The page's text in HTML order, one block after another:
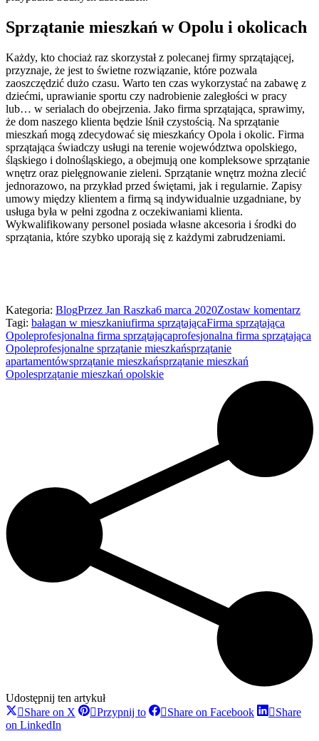
Sprzątanie mieszkań w Opolu i okolicach
Każdy, kto chociaż raz skorzystał z polecanej firmy sprzątającej,
przyznaje, że jest to świetne rozwiązanie, które pozwala
zaoszczędzić dużo czasu. Warto ten czas wykorzystać na zabawę z
dziećmi, uprawianie sportu czy nadrobienie zaległości w pracy
lub… w serialach do obejrzenia. Jako firma sprzątająca, sprawimy,
że dom naszego klienta będzie lśnił czystością. Na sprzątanie
mieszkań mogą zdecydować się mieszkańcy Opola i okolic. Firma
sprzątająca świadczy usługi na terenie województwa opolskiego,
śląskiego i dolnośląskiego, a obejmują one kompleksowe sprzątanie
wnętrz oraz pielęgnowanie zieleni. Sprzątanie wnętrz można zlecić
jednorazowo, na przykład przed świętami, jak i regularnie. Zapisy
umowy między klientem a firmą są indywidualnie uzgadniane, by
usługa była w pełni zgodna z oczekiwaniami klienta.
Wykwalifikowany personel posiada własne akcesoria i środki do
sprzątania, które szybko uporają się z każdymi zabrudzeniami.
Kategoria: BlogPrzez Jan Raszka6 marca 2020Zostaw komentarz
Tagi: bałagan w mieszkaniufirma sprzątającaFirma sprzątająca
Opoleprofesjonalna firma sprzątającaprofesjonalna firma sprzątająca
Opoleprofesjonalne sprzątanie mieszkańsprzątanie
apartamentówsprzątanie mieszkańsprzątanie mieszkań
Opolesprzątanie mieszkań opolskie
Udostępnij ten artykuł
Share on X SharePrzypnij toShareShare on FacebookShareShare
on LinkedIn